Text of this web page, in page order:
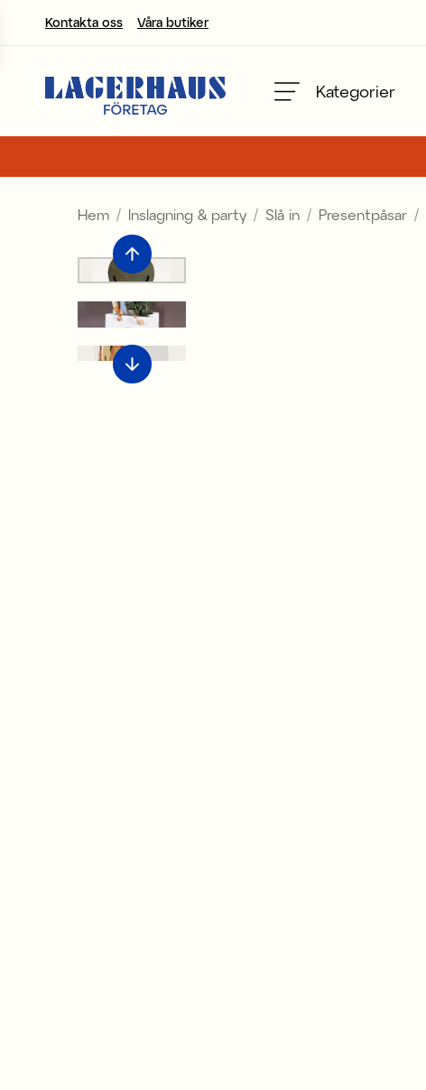
Kontakta oss Våra butiker
Kategorier
Välj språk / valuta
FI / EUR
NO / NKR
SE / SEK
Hem Inslagning & party Slå in Presentpåsar